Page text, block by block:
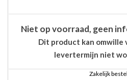
Niet op voorraad, geen
Dit product kan omwille
levertermijn niet
Zakelijk